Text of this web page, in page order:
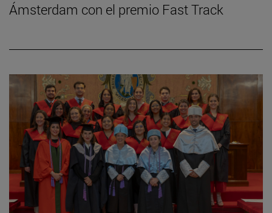
Ámsterdam con el premio Fast Track